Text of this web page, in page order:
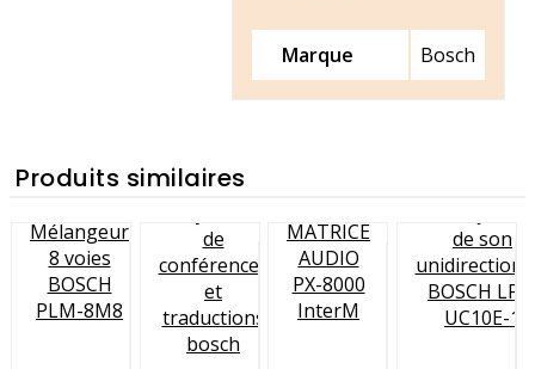
Marque Bosch
Produits similaires